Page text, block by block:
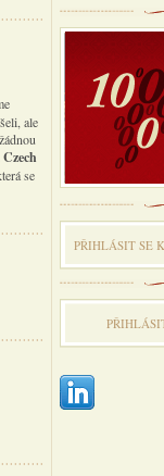
ale
se
PŘIHLÁSIT SE